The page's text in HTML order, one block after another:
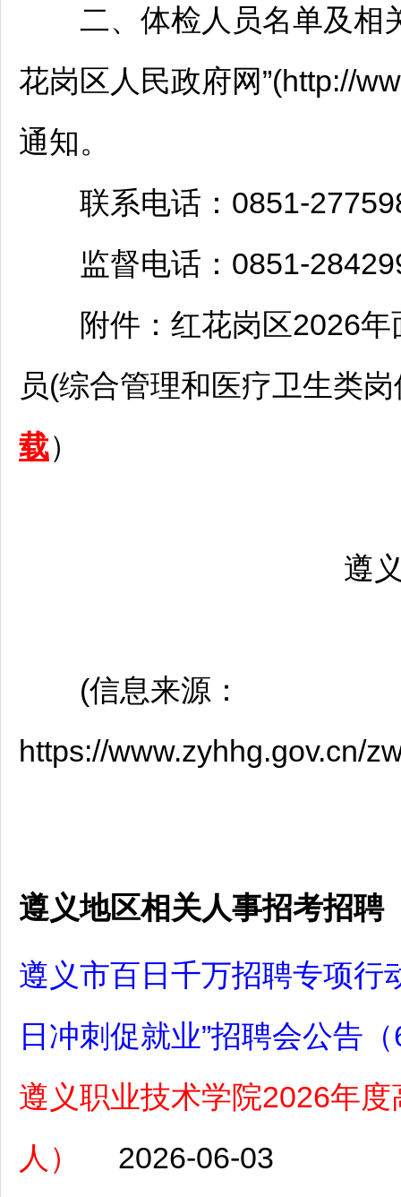
二、体检人员名单及相
花岗区人民政府网”(http://
通知。
联系电话：0851-
监督电话：0851-
附件： 红花岗区2026
员(综合管理和医疗卫生类
载）
遵
(信息来源：
https://www.zyhhg.gov.cn/
遵义地区相关人事招考招聘
遵义市百日千万招聘专项行
日冲刺促就业”招聘会公告
遵义职业技术学院2026年
人）
2026-06-03